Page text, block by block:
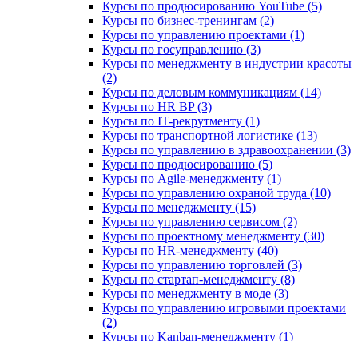
Курсы по продюсированию YouTube (5)
Курсы по бизнес-тренингам (2)
Курсы по управлению проектами (1)
Курсы по госуправлению (3)
Курсы по менеджменту в индустрии красоты
(2)
Курсы по деловым коммуникациям (14)
Курсы по HR BP (3)
Курсы по IT-рекрутменту (1)
Курсы по транспортной логистике (13)
Курсы по управлению в здравоохранении (3)
Курсы по продюсированию (5)
Курсы по Agile-менеджменту (1)
Курсы по управлению охраной труда (10)
Курсы по менеджменту (15)
Курсы по управлению сервисом (2)
Курсы по проектному менеджменту (30)
Курсы по HR-менеджменту (40)
Курсы по управлению торговлей (3)
Курсы по стартап-менеджменту (8)
Курсы по менеджменту в моде (3)
Курсы по управлению игровыми проектами
(2)
Курсы по Kanban-менеджменту (1)